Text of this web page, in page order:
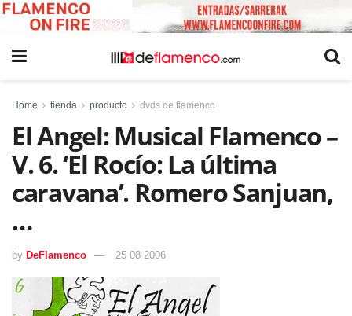
Home tienda producto dvds de flamenco
El Angel: Musical Flamenco –
V. 6. ‘El Rocío: La última
caravana’. Romero Sanjuan,
…
by DeFlamenco 25 08 2006